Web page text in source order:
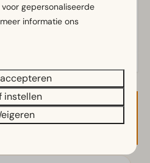
en prijs
gepersonaliseerde
informatie ons
instellen